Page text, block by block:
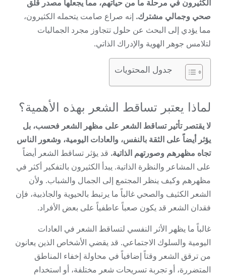
الكثيرون في مرحلة ما من حياتهم، مما يجعلها مصدر قلق
صحي وجمالي مشترك. إنه صراع صامت يتحمله الكثيرون،
مما يؤدي إلى البحث عن حلول تتجاوز مجرد الجماليات
لتلامس جوهر الهوية والإدراك الذاتي.
جدول المحتويات
لماذا يعتبر تساقط الشعر بهذه الأهمية؟
لا يقتصر تأثير تساقط الشعر على مظهر الشعر فحسب، بل
يؤثر أيضاً على الثقة بالنفس، والعادات اليومية، وشعور الناس
تجاه مظهرهم وصورتهم الذاتية. قد يؤثر تساقط الشعر أيضاً
على المشاعر والنظرة الذاتية. يبدأ الكثيرون بالتفكير أكثر في
مظهرهم وكيف ينظر المجتمع إلى الجمال والشباب. ولأن
الشعر الكثيف والصحي غالباً ما يرتبط بالحيوية والجاذبية، فإن
فقدان الشعر قد يكون صعباً عاطفياً على بعض الأفراد.
غالباً ما يظهر الأثر النفسي لتساقط الشعر في العادات
اليومية والسلوك الاجتماعي. قد يقضي الأشخاص الذين يعانون
من ترقق الشعر وقتاً إضافياً في محاولة إخفاء المناطق
المتضررة، أو تجربة تسريحات شعر مختلفة، أو استخدام